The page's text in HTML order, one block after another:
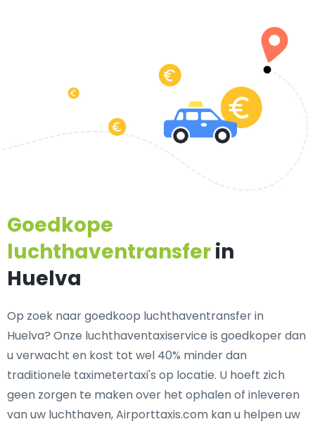
Goedkope
luchthaventransferin
Huelva
Op zoek naar goedkoop luchthaventransfer in
Huelva? Onze luchthaventaxiservice is goedkoper dan
u verwacht en kost tot wel 40% minder dan
traditionele taximetertaxi's op locatie. U hoeft zich
geen zorgen te maken over het ophalen of inleveren
van uw luchthaven, Airporttaxis.com kan u helpen uw